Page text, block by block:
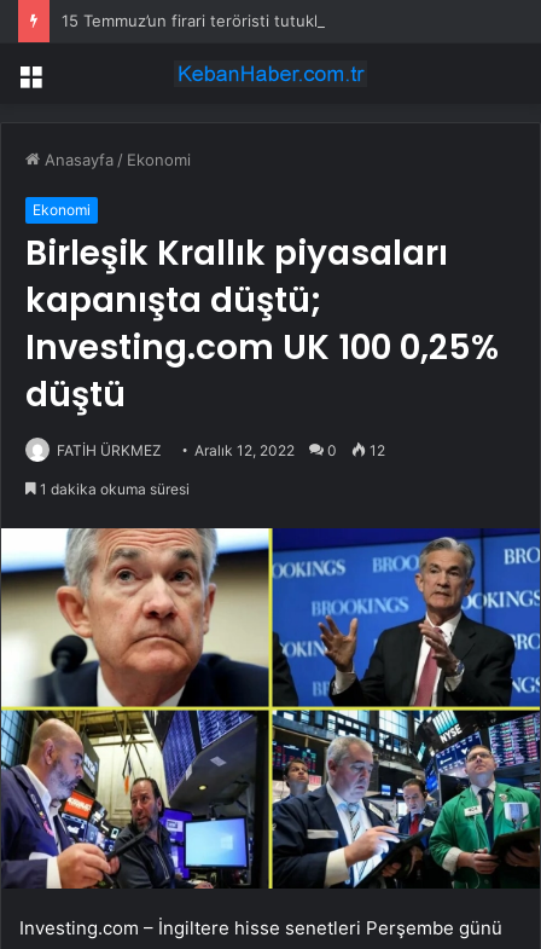
15 Temmuz’un firari teröristi tutuklandı!
Menü
Anasayfa / Ekonomi
Ekonomi
Birleşik Krallık piyasaları
kapanışta düştü;
Investing.com UK 100 0,25%
düştü
FATİH ÜRKMEZ Aralık 12, 2022 0 12
1 dakika okuma süresi
Investing.com – İngiltere hisse senetleri Perşembe günü